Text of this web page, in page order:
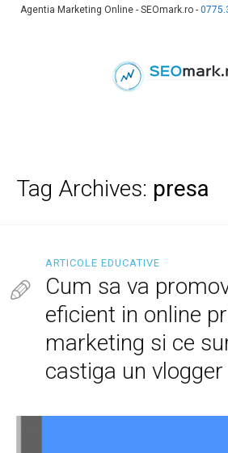
Agentia Marketing Online - SEOmark.ro -
Tag Archives: presa
ARTICOLE EDUCATIVE
Cum sa va
eficient in online
marketing si ce
castiga un vlogger